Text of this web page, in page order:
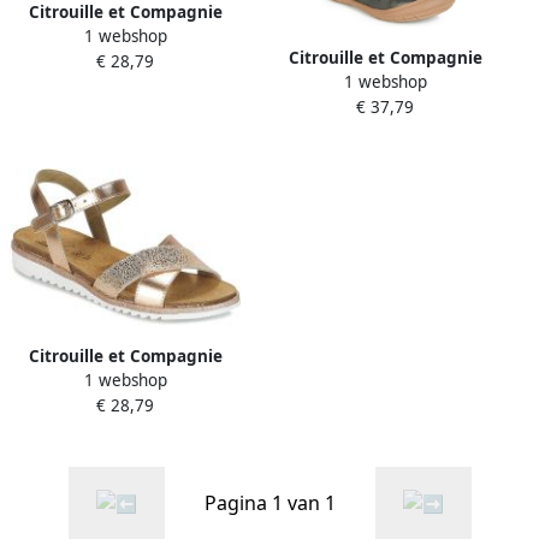
Citrouille et Compagnie
Platte sandalen GUAFRETTE
1 webshop
€ 28,79
Citrouille et Compagnie
Platte laarzen JAMATIS
1 webshop
€ 37,79
Citrouille et Compagnie
Platte sandalen GAUFRETTE
1 webshop
€ 28,79
Pagina 1 van 1